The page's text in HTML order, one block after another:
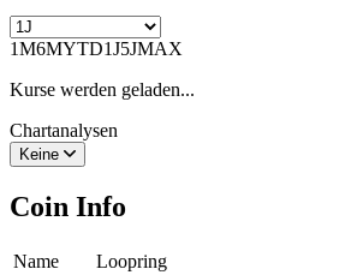
1M6MYTD1J5JMAX
Kurse werden geladen...
Chartanalysen
Keine
Coin Info
Name
Loopring